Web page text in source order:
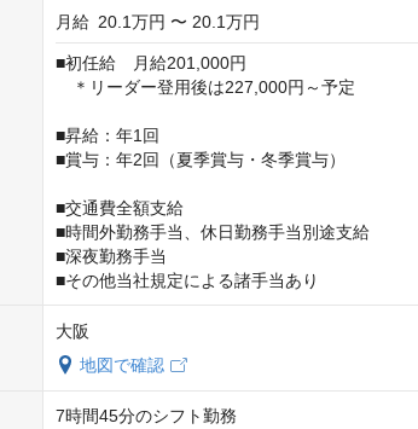
月給 20.1万円 〜 20.1万円
■初任給　月給201,000円
＊リーダー登用後は227,000円～予定
■昇給：年1回
■賞与：年2回（夏季賞与・冬季賞与）
■交通費全額支給
■時間外勤務手当、休日勤務手当別途支給
■深夜勤務手当
■その他当社規定による諸手当あり
大阪
地図で確認
7時間45分のシフト勤務